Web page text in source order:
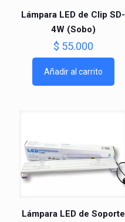
Lámpara LED de Clip SD-
4W (Sobo)
$ 55.000
Añadir al carrito
Lámpara LED de Soporte